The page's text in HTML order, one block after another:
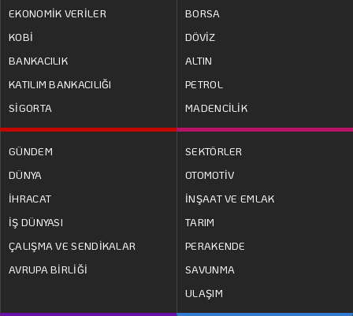
EKONOMİK VERİLER
KOBİ
BANKACILIK
KATILIM BANKACILIĞI
SİGORTA
BORSA
DÖVİZ
ALTIN
PETROL
MADENCİLİK
GÜNDEM
DÜNYA
İHRACAT
İŞ DÜNYASI
ÇALIŞMA VE SENDİKALAR
AVRUPA BİRLİĞİ
SEKTÖRLER
OTOMOTİV
İNŞAAT VE EMLAK
TARIM
PERAKENDE
SAVUNMA
ULAŞIM